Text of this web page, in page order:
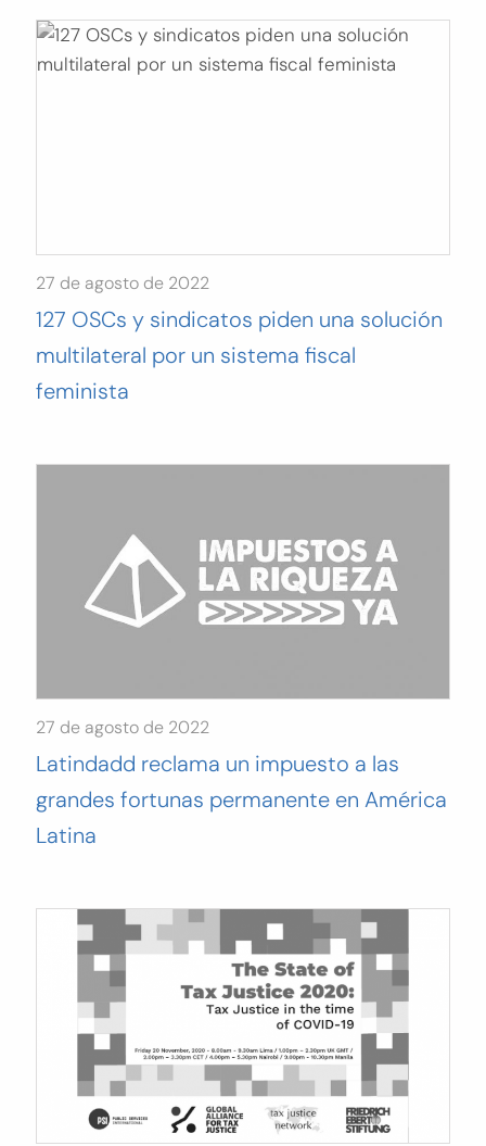
27 de agosto de 2022
127 OSCs y sindicatos piden una solución
multilateral por un sistema fiscal
feminista
27 de agosto de 2022
Latindadd reclama un impuesto a las
grandes fortunas permanente en América
Latina